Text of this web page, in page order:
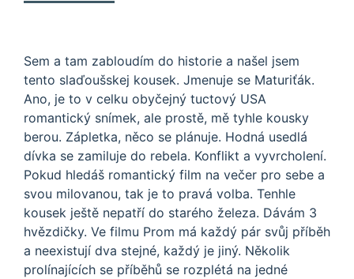
Sem a tam zabloudím do historie a našel jsem
tento slaďoušskej kousek. Jmenuje se Maturiťák.
Ano, je to v celku obyčejný tuctový USA
romantický snímek, ale prostě, mě tyhle kousky
berou. Zápletka, něco se plánuje. Hodná usedlá
dívka se zamiluje do rebela. Konflikt a vyvrcholení.
Pokud hledáš romantický film na večer pro sebe a
svou milovanou, tak je to pravá volba. Tenhle
kousek ještě nepatří do starého železa. Dávám 3
hvězdičky. Ve filmu Prom má každý pár svůj příběh
a neexistují dva stejné, každý je jiný. Několik
prolínajících se příběhů se rozplétá na jedné